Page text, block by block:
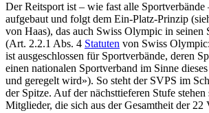
Der Reitsport ist – wie fast alle Sportverbände
aufgebaut und folgt dem Ein-Platz-Prinzip
von Haas), das auch Swiss Olympic in seinen
(Art. 2.2.1 Abs. 4 Statuten von Swiss
ist ausgeschlossen für Sportverbände, deren
einen nationalen Sportverband im Sinne
und geregelt wird»). So steht der SVPS im
der Spitze. Auf der nächsttieferen Stufe stehen
Mitglieder, die sich aus der Gesamtheit der 22